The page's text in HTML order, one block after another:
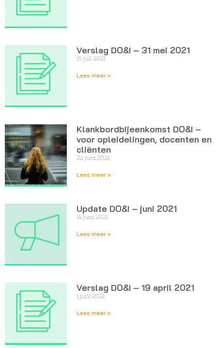
Verslag DO&I – 31 mei 2021
15 juli 2021
Lees meer »
Klankbordbijeenkomst DO&I –
voor opleidelingen, docenten en
cliënten
22 juni 2021
Lees meer »
Update DO&I – juni 2021
14 juni 2021
Lees meer »
Verslag DO&I – 19 april 2021
1 juni 2021
Lees meer »